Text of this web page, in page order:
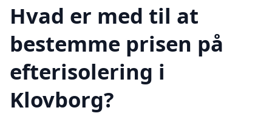
Hvad er med til at
bestemme prisen på
efterisolering i
Klovborg?